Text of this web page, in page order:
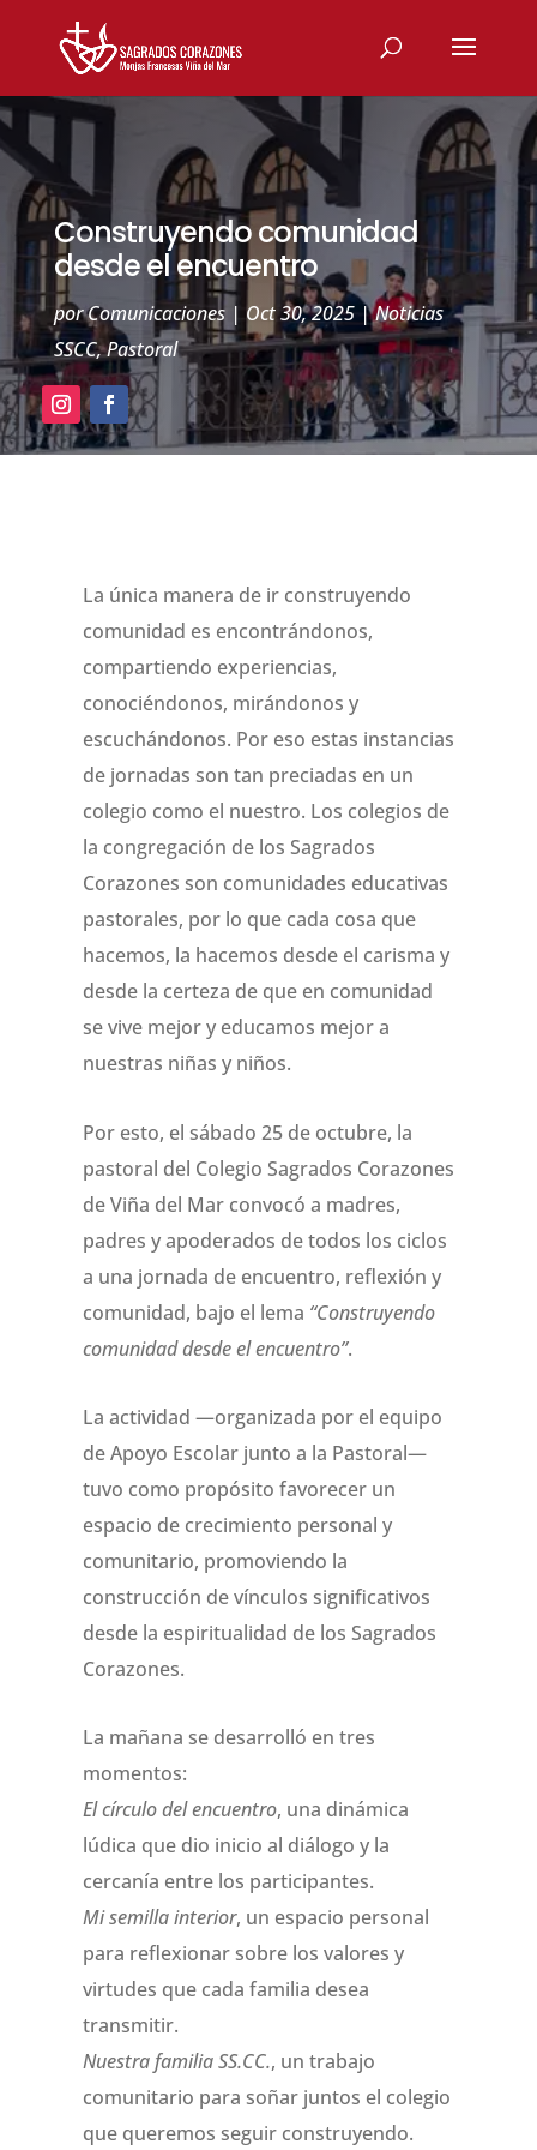
Construyendo comunidad
desde el encuentro
porComunicaciones| Oct 30, 2025|Noticias
SSCC,Pastoral
La única manera de ir construyendo
comunidad es encontrándonos,
compartiendo experiencias,
conociéndonos, mirándonos y
escuchándonos. Por eso estas instancias
de jornadas son tan preciadas en un
colegio como el nuestro. Los colegios de
la congregación de los Sagrados
Corazones son comunidades educativas
pastorales, por lo que cada cosa que
hacemos, la hacemos desde el carisma y
desde la certeza de que en comunidad
se vive mejor y educamos mejor a
nuestras niñas y niños.
Por esto, el sábado 25 de octubre, la
pastoral del Colegio Sagrados Corazones
de Viña del Mar convocó a madres,
padres y apoderados de todos los ciclos
a una jornada de encuentro, reflexión y
comunidad, bajo el lema “Construyendo
comunidad desde el encuentro”.
La actividad —organizada por el equipo
de Apoyo Escolar junto a la Pastoral—
tuvo como propósito favorecer un
espacio de crecimiento personal y
comunitario, promoviendo la
construcción de vínculos significativos
desde la espiritualidad de los Sagrados
Corazones.
La mañana se desarrolló en tres
momentos:
El círculo del encuentro, una dinámica
lúdica que dio inicio al diálogo y la
cercanía entre los participantes.
Mi semilla interior, un espacio personal
para reflexionar sobre los valores y
virtudes que cada familia desea
transmitir.
Nuestra familia SS.CC., un trabajo
comunitario para soñar juntos el colegio
que queremos seguir construyendo.